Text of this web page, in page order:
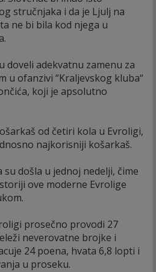
stručnjaka i da je Ljulj na
ne bi bila kod njega u
doveli adekvatnu zamenu za
u ofanzivi “Kraljevskog kluba“
koji je apsolutno
od četiri kola u Evroligi,
najkorisniji košarkaš.
došla u jednoj nedelji, čime
ove moderne Evrolige
prosečno provodi 27
neverovatne brojke i
24 poena, hvata 6,8 lopti i
u proseku.